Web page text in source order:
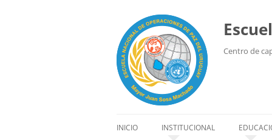
Centro de
INICIO INSTITUCIONAL